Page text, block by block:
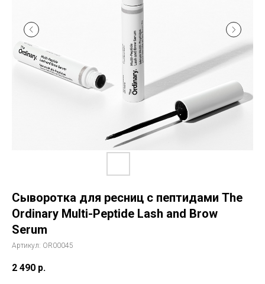
Сыворотка для ресниц с пептидами The
Ordinary Multi-Peptide Lash and Brow
Serum
Артикул: OR00045
2 490 р.
История The Ordinary
Контакты